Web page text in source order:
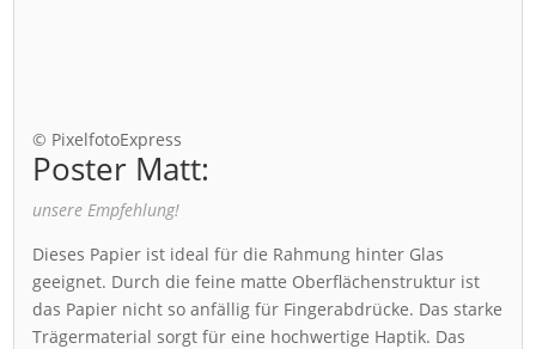
© PixelfotoExpress
Poster Matt:
unsere Empfehlung!
Dieses Papier ist ideal für die Rahmung hinter Glas
geeignet. Durch die feine matte Oberflächenstruktur ist
das Papier nicht so anfällig für Fingerabdrücke. Das starke
Trägermaterial sorgt für eine hochwertige Haptik. Das